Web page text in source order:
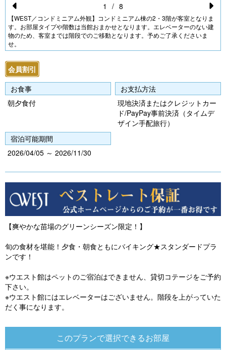
Pr
e
vi
o
u
s
【WEST／コンドミニアム外観】コンドミニアム棟の2・3階が客室となりま
す。お部屋タイプや階数は当館おまかせとなります。エレベーターのない建
物のため、客室までは階段でのご移動となります。予めご了承くださいま
せ。
N
e
xt
1 / 8
会員割引
お食事
朝夕食付
お支払方法
現地決済またはクレジットカー
ド/PayPay事前決済（タイムデ
ザイン手配旅行）
宿泊可能期間
2026/04/05 ～ 2026/11/30
【爽やかな苗場のグリーンシーズン限定！】
旬の食材を堪能！夕食・朝食ともにバイキング★スタンダードプラ
ンです！
※ウエスト館はペットのご宿泊はできません、貸切コテージをご予約
下さい。
※ウエスト館にはエレベーターはございません。階段を上がっていた
だく事になります。
このプランで選択できるお部屋